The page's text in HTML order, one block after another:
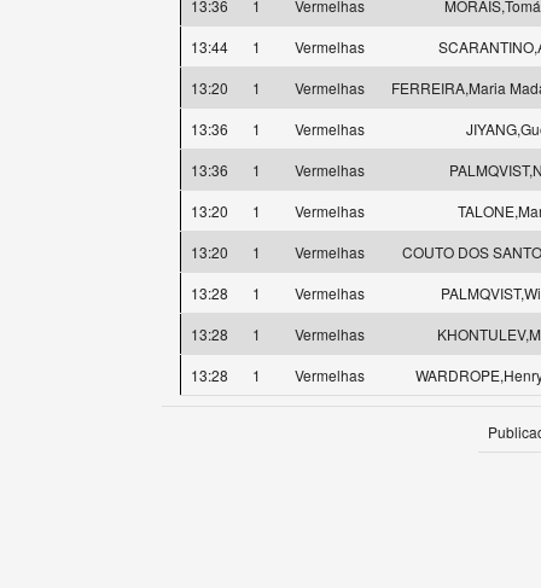
13:36
1 Vermelhas
13:44
1 Vermelhas
13:20
1 Vermelhas
FERREIRA,Maria
13:36
1 Vermelhas
13:36
1 Vermelhas
13:20
1 Vermelhas
13:20
1 Vermelhas
COUTO DOS
13:28
1 Vermelhas
13:28
1 Vermelhas
13:28
1 Vermelhas